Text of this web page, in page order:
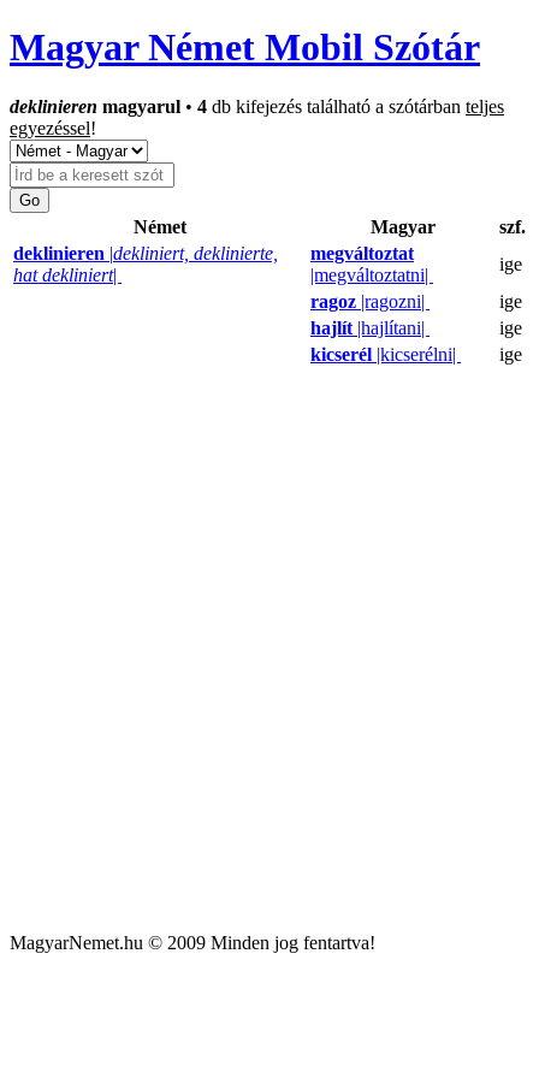
Magyar Német Mobil Szótár
deklinieren magyarul • 4 db kifejezés található a szótárban teljes
egyezéssel!
Német Magyar
szf.
deklinieren |dekliniert, deklinierte,
hat dekliniert|
megváltoztat
|megváltoztatni|
ige
ragoz |ragozni|
ige
hajlít |hajlítani|
ige
kicserél |kicserélni| ige
MagyarNemet.hu © 2009 Minden jog fentartva!